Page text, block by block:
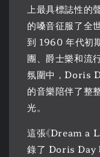
上最具標誌性的
的嗓音征服了全
到 1960 年代初
團、爵士樂和流
氛圍中，Doris
的音樂陪伴了整
光。
這張《Dream a
錄了 Doris Day